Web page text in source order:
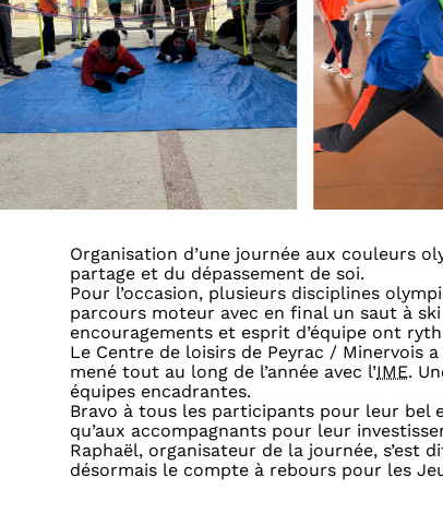
Organisation d’une journée aux couleurs
partage et du dépassement de soi.
Pour l’occasion, plusieurs disciplines
parcours moteur avec en final un saut à
encouragements et esprit d’équipe ont
Le Centre de loisirs de Peyrac / Minervois
mené tout au long de l’année avec l’IME.
équipes encadrantes.
Bravo à tous les participants pour leur bel
qu’aux accompagnants pour leur
Raphaël, organisateur de la journée,
désormais le compte à rebours pour les